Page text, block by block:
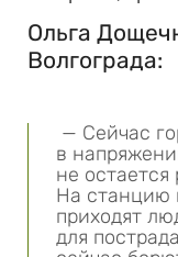
Ольга
Волгограда:
— Сейчас
в
не
На станцию
приходят
для